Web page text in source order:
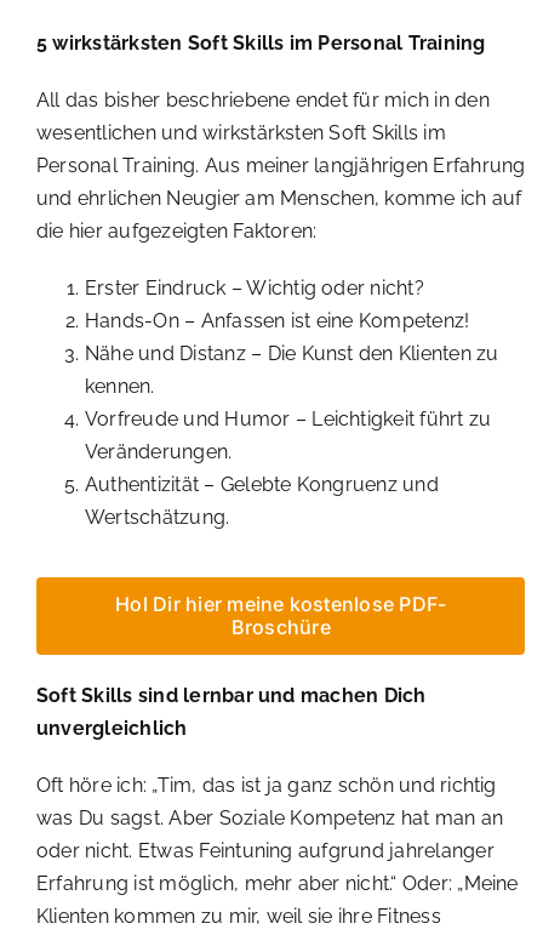
5 wirkstärksten Soft Skills im Personal Training
All das bisher beschriebene endet für mich in den
wesentlichen und wirkstärksten Soft Skills im
Personal Training. Aus meiner langjährigen Erfahrung
und ehrlichen Neugier am Menschen, komme ich auf
die hier aufgezeigten Faktoren:
Erster Eindruck – Wichtig oder nicht?
Hands-On – Anfassen ist eine Kompetenz!
Nähe und Distanz – Die Kunst den Klienten zu
kennen.
Vorfreude und Humor – Leichtigkeit führt zu
Veränderungen.
Authentizität – Gelebte Kongruenz und
Wertschätzung.
Hol Dir hier meine kostenlose PDF-
Broschüre
Soft Skills sind lernbar und machen Dich
unvergleichlich
Oft höre ich: „Tim, das ist ja ganz schön und richtig
was Du sagst. Aber Soziale Kompetenz hat man an
oder nicht. Etwas Feintuning aufgrund jahrelanger
Erfahrung ist möglich, mehr aber nicht.“ Oder: „Meine
Klienten kommen zu mir, weil sie ihre Fitness